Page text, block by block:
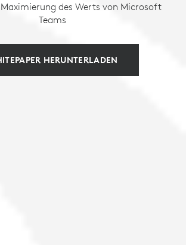
des Werts von Microsoft
Teams
HERUNTERLADEN